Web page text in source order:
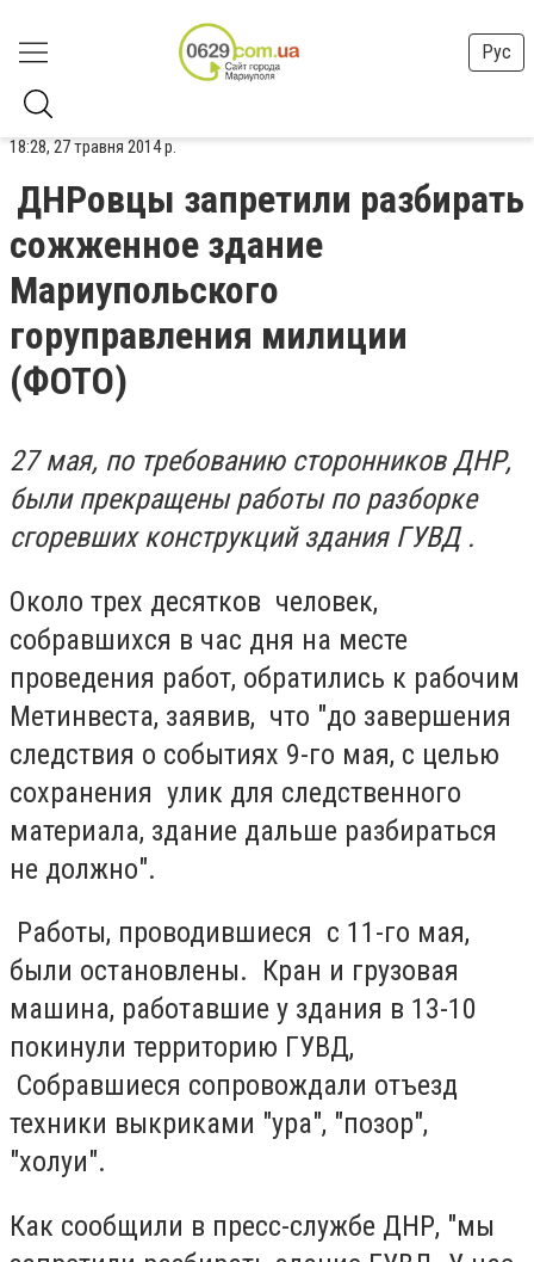
Рус
18:28, 27 травня 2014 р.
ДНРовцы запретили разбирать
сожженное здание
Мариупольского
горуправления милиции
(ФОТО)
27 мая, по требованию сторонников ДНР,
были прекращены работы по разборке
сгоревших конструкций здания ГУВД .
Около трех десятков человек,
собравшихся в час дня на месте
проведения работ, обратились к рабочим
Метинвеста, заявив, что "до завершения
следствия о событиях 9-го мая, с целью
сохранения улик для следственного
материала, здание дальше разбираться
не должно".
Работы, проводившиеся с 11-го мая,
были остановлены. Кран и грузовая
машина, работавшие у здания в 13-10
покинули территорию ГУВД,
Собравшиеся сопровождали отъезд
техники выкриками "ура", "позор",
"холуи".
Как сообщили в пресс-службе ДНР, "мы